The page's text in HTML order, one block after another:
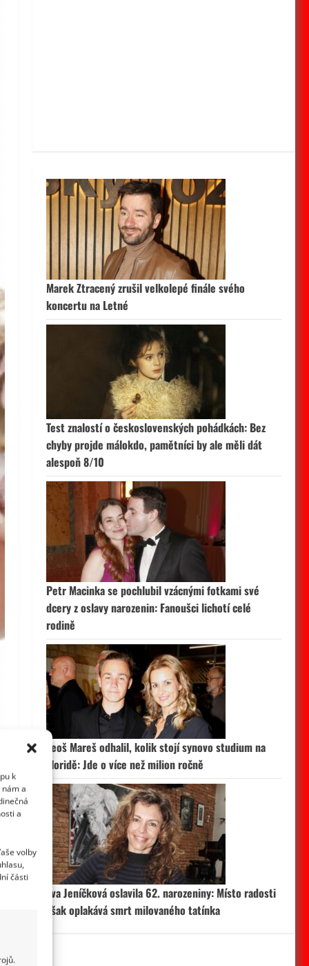
k
a
a
volby
části
Marek Ztracený zrušil velkolepé finále svého
koncertu na Letné
Test znalostí o československých pohádkách: Bez
chyby projde málokdo, pamětníci by ale měli dát
alespoň 8/10
Petr Macinka se pochlubil vzácnými fotkami své
dcery z oslavy narozenin: Fanoušci lichotí celé
rodině
Leoš Mareš odhalil, kolik stojí synovo studium na
Floridě: Jde o více než milion ročně
Eva Jeníčková oslavila 62. narozeniny: Místo radosti
však oplakává smrt milovaného tatínka